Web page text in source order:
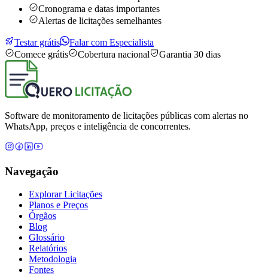
Cronograma e datas importantes
Alertas de licitações semelhantes
Testar grátis
Falar com Especialista
Comece grátis
Cobertura nacional Garantia 30 dias
Software de monitoramento de licitações públicas com alertas no
WhatsApp, preços e inteligência de concorrentes.
Navegação
Explorar Licitações
Planos e Preços
Órgãos
Blog
Glossário
Relatórios
Metodologia
Fontes